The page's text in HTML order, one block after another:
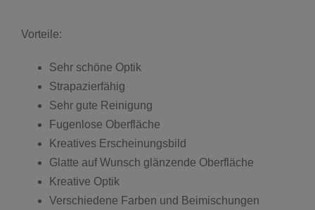
Vorteile:
Sehr schöne Optik
Strapazierfähig
Sehr gute Reinigung
Fugenlose Oberfläche
Kreatives Erscheinungsbild
Glatte auf Wunsch glänzende Oberfläche
Kreative Optik
Verschiedene Farben und Beimischungen